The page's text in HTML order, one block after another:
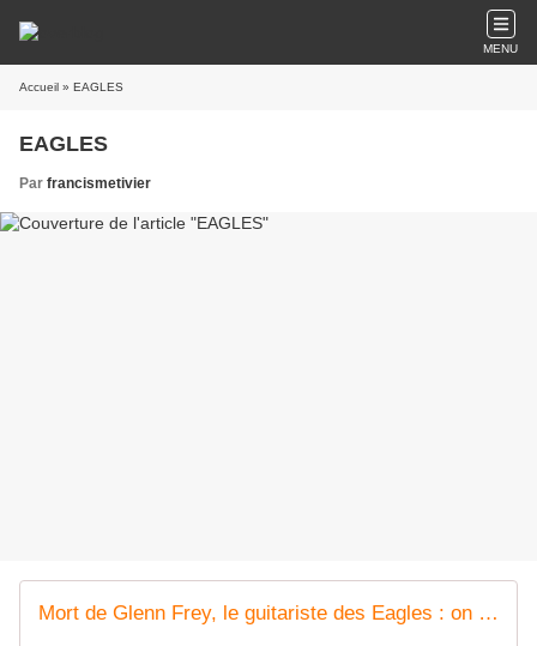
MENU
Accueil » EAGLES
EAGLES
Par francismetivier
Mort de Glenn Frey, le guitariste des Eagles : on a tous emballé sur "Hotel California"